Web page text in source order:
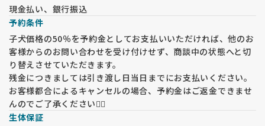
現金払い、銀行振込
予約条件
子犬価格の50％を予約金としてお支払いいただければ、他のお
客様からのお問い合わせを受け付けせず、商談中の状態へと切
り替えさせていただきます。
残金につきましては引き渡し日当日までにお支払いください。
お客様都合によるキャンセルの場合、予約金はご返金できませ
んのでご了承ください🙇‍♀️
生体保証